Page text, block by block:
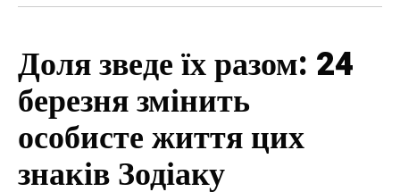
Доля зведе їх разом: 24
березня змінить
особисте життя цих
знаків Зодіаку